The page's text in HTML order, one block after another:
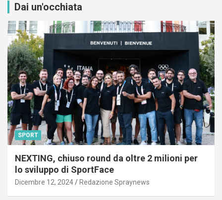
Dai un'occhiata
SPORT
NEXTING, chiuso round da oltre 2 milioni per
lo sviluppo di SportFace
Dicembre 12, 2024 Redazione Spraynews